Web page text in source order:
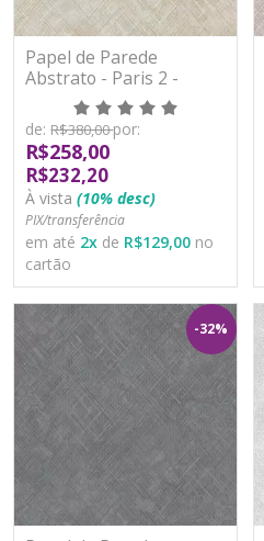
Papel de Parede
Abstrato - Paris 2 -
PA101402R - Vinílico -
TNT
de: R$380,00por:
R$258,00
R$232,20
À vista (10% desc)
PIX/transferência
em até 2x de R$129,00 no
cartão
-32%